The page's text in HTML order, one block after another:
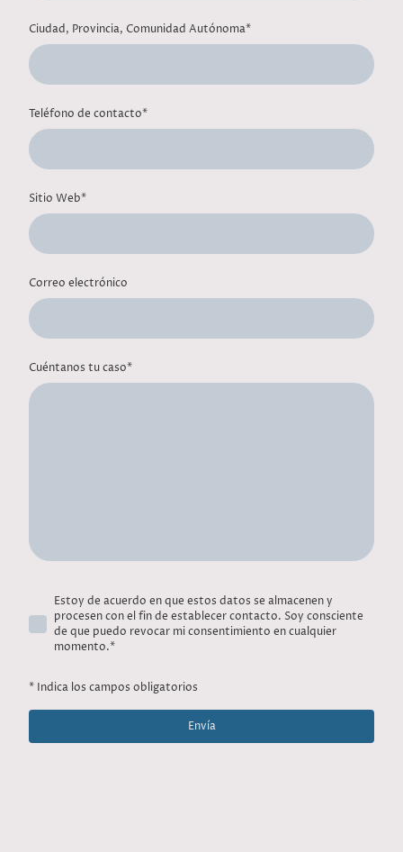
Ciudad, Provincia, Comunidad Autónoma*
Teléfono de contacto*
Sitio Web*
Correo electrónico
Cuéntanos tu caso*
Estoy de acuerdo en que estos datos se almacenen y
procesen con el fin de establecer contacto. Soy consciente
de que puedo revocar mi consentimiento en cualquier
momento.*
* Indica los campos obligatorios
Envía